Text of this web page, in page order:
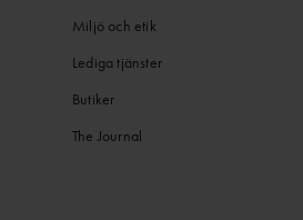
Miljö och etik
Lediga tjänster
Butiker
The Journal